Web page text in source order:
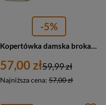
-5%
57,00 zł
Najniższa cena: 57,00 zł
59,99 zł